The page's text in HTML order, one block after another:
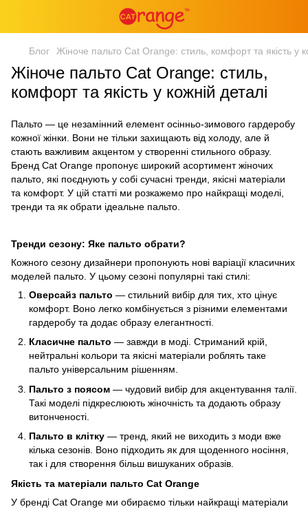
Блог Жіноче пальто Cat Orange: стиль, комфорт та якість у
Жіноче пальто Cat Orange: стиль,
комфорт та якість у кожній деталі
Пальто — це незамінний елемент осінньо-зимового гардеробу
кожної жінки. Вони не тільки захищають від холоду, але й
стають важливим акцентом у створенні стильного образу.
Бренд Cat Orange пропонує широкий асортимент жіночих
пальто, які поєднують у собі сучасні тренди, якісні матеріали
та комфорт. У цій статті ми розкажемо про найкращі моделі,
тренди та як обрати ідеальне пальто.
Тренди сезону: Яке пальто обрати?
Кожного сезону дизайнери пропонують нові варіації класичних
моделей пальто. У цьому сезоні популярні такі стилі:
Оверсайз пальто — стильний вибір для тих, хто цінує
комфорт. Воно легко комбінується з різними елементами
гардеробу та додає образу елегантності.
Класичне пальто — завжди в моді. Стриманий крій,
нейтральні кольори та якісні матеріали роблять таке
пальто універсальним рішенням.
Пальто з поясом — чудовий вибір для акцентування талії.
Такі моделі підкреслюють жіночність та додають образу
витонченості.
Пальто в клітку — тренд, який не виходить з моди вже
кілька сезонів. Воно підходить як для щоденного носіння,
так і для створення більш вишуканих образів.
Якість та матеріали пальто Cat Orange
У бренді Cat Orange ми обираємо тільки найкращі матеріали